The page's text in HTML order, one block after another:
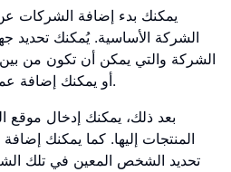
يمكنك بدء إضافة الشركات
الشركة الأساسية. يُمكنك تحديد
الشركة والتي يمكن أن تكون من بين
أو يمكنك إضافة عميل جديد من هنا مباشرة.
بعد ذلك، يمكنك إدخال
المنتجات إليها. كما يمكنك
تحديد الشخص المعين في تلك